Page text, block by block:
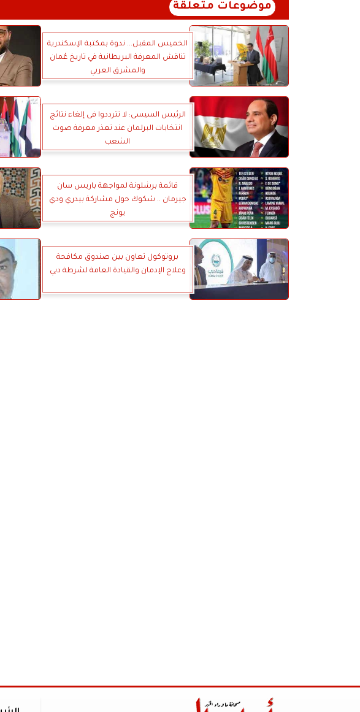
موضوعات متعلقة
الخميس المقبل... ندوة بمكتبة الإسكندرية
تناقش المعرفة البريطانية في تاريخ عُمان
والمشرق العربي
الرئيس السيسى: لا تترددوا فى إلغاء نتائج
انتخابات البرلمان عند تعذر معرفة صوت
الشعب
قائمة برشلونة لمواجهة باريس سان
جيرمان .. شكوك حول مشاركة بيدري ودي
يونج
بروتوكول تعاون بين صندوق مكافحة
وعلاج الإدمان والقيادة العامة لشرطة دبي